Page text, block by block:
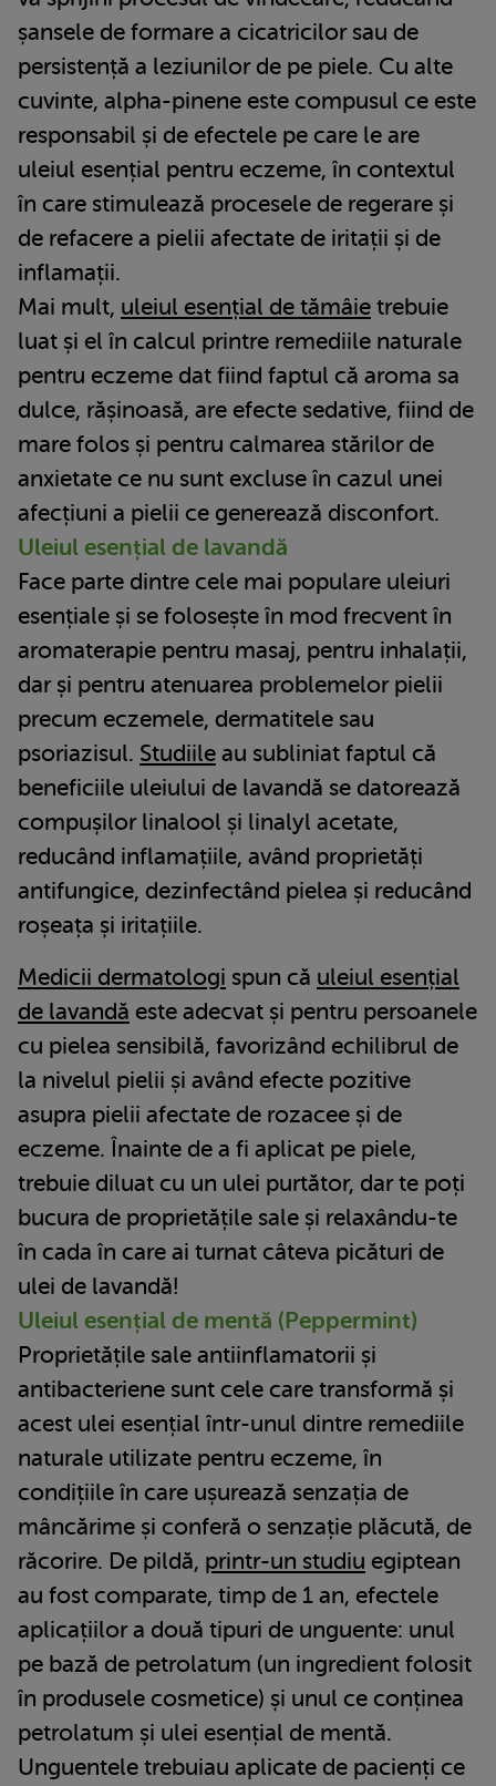
șansele de formare a cicatricilor sau de
persistență a leziunilor de pe piele. Cu alte
cuvinte, alpha-pinene este compusul ce este
responsabil și de efectele pe care le are
uleiul esențial pentru eczeme, în contextul
în care stimulează procesele de regerare și
de refacere a pielii afectate de iritații și de
inflamații.
Mai mult, uleiul esențial de tămâie trebuie
luat și el în calcul printre remediile naturale
pentru eczeme dat fiind faptul că aroma sa
dulce, rășinoasă, are efecte sedative, fiind de
mare folos și pentru calmarea stărilor de
anxietate ce nu sunt excluse în cazul unei
afecțiuni a pielii ce generează disconfort.
Uleiul esențial de lavandă
Face parte dintre cele mai populare uleiuri
esențiale și se folosește în mod frecvent în
aromaterapie pentru masaj, pentru inhalații,
dar și pentru atenuarea problemelor pielii
precum eczemele, dermatitele sau
psoriazisul. Studiile au subliniat faptul că
beneficiile uleiului de lavandă se datorează
compușilor linalool și linalyl acetate,
reducând inflamațiile, având proprietăți
antifungice, dezinfectând pielea și reducând
roșeața și iritațiile.
Medicii dermatologi spun că uleiul esențial
de lavandă este adecvat și pentru persoanele
cu pielea sensibilă, favorizând echilibrul de
la nivelul pielii și având efecte pozitive
asupra pielii afectate de rozacee și de
eczeme. Înainte de a fi aplicat pe piele,
trebuie diluat cu un ulei purtător, dar te poți
bucura de proprietățile sale și relaxându-te
în cada în care ai turnat câteva picături de
ulei de lavandă!
Uleiul esențial de mentă (Peppermint)
Proprietățile sale antiinflamatorii și
antibacteriene sunt cele care transformă și
acest ulei esențial într-unul dintre remediile
naturale utilizate pentru eczeme, în
condițiile în care ușurează senzația de
mâncărime și conferă o senzație plăcută, de
răcorire. De pildă, printr-un studiu egiptean
au fost comparate, timp de 1 an, efectele
aplicațiilor a două tipuri de unguente: unul
pe bază de petrolatum (un ingredient folosit
în produsele cosmetice) și unul ce conținea
petrolatum și ulei esențial de mentă.
Unguentele trebuiau aplicate de pacienți ce